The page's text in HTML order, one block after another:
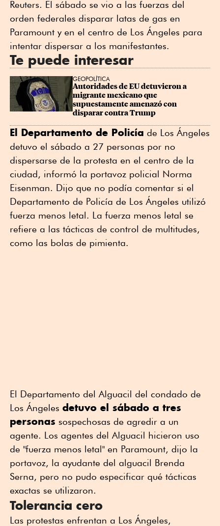
Reuters. El sábado se vio a las fuerzas del
orden federales disparar latas de gas en
Paramount y en el centro de Los Ángeles para
intentar dispersar a los manifestantes.
Te puede interesar
GEOPOLÍTICA
Autoridades de EU detuvieron a
migrante mexicano que
supuestamente amenazó con
disparar contra Trump
El Departamento de Policía de Los Ángeles
detuvo el sábado a 27 personas por no
dispersarse de la protesta en el centro de la
ciudad, informó la portavoz policial Norma
Eisenman. Dijo que no podía comentar si el
Departamento de Policía de Los Ángeles utilizó
fuerza menos letal. La fuerza menos letal se
refiere a las tácticas de control de multitudes,
como las bolas de pimienta.
El Departamento del Alguacil del condado de
Los Ángeles detuvo el sábado a tres
personas sospechosas de agredir a un
agente. Los agentes del Alguacil hicieron uso
de "fuerza menos letal" en Paramount, dijo la
portavoz, la ayudante del alguacil Brenda
Serna, pero no pudo especificar qué tácticas
exactas se utilizaron.
Tolerancia cero
Las protestas enfrentan a Los Ángeles,